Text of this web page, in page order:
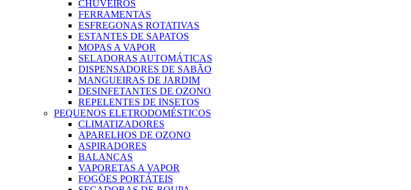
CHUVEIROS
FERRAMENTAS
ESFREGONAS ROTATIVAS
ESTANTES DE SAPATOS
MOPAS A VAPOR
SELADORAS AUTOMÁTICAS
DISPENSADORES DE SABÃO
MANGUEIRAS DE JARDIM
DESINFETANTES DE OZONO
REPELENTES DE INSETOS
PEQUENOS ELETRODOMÉSTICOS
CLIMATIZADORES
APARELHOS DE OZONO
ASPIRADORES
BALANÇAS
VAPORETAS A VAPOR
FOGÕES PORTÁTEIS